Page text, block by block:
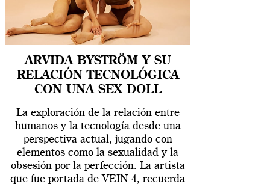
ARVIDA BYSTRÖM Y SU
RELACIÓN TECNOLÓGICA
CON UNA SEX DOLL
La exploración de la relación entre
humanos y la tecnología desde una
perspectiva actual, jugando con
elementos como la sexualidad y la
obsesión por la perfección. La artista
que fue portada de VEIN 4, recuerda